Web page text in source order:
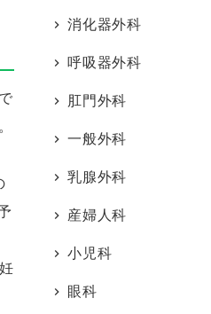
消化器外科
呼吸器外科
肛門外科
一般外科
乳腺外科
産婦人科
小児科
眼科